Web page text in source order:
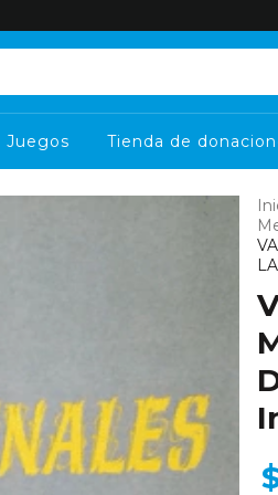
Juegos Tienda de